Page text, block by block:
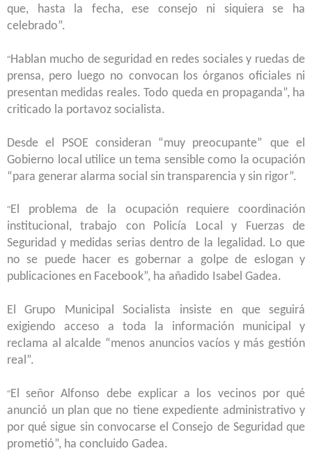
que, hasta la fecha, ese consejo ni siquiera se ha
celebrado”.
“Hablan mucho de seguridad en redes sociales y ruedas de
prensa, pero luego no convocan los órganos oficiales ni
presentan medidas reales. Todo queda en propaganda”, ha
criticado la portavoz socialista.
Desde el PSOE consideran “muy preocupante” que el
Gobierno local utilice un tema sensible como la ocupación
“para generar alarma social sin transparencia y sin rigor”.
“El problema de la ocupación requiere coordinación
institucional, trabajo con Policía Local y Fuerzas de
Seguridad y medidas serias dentro de la legalidad. Lo que
no se puede hacer es gobernar a golpe de eslogan y
publicaciones en Facebook”, ha añadido Isabel Gadea.
El Grupo Municipal Socialista insiste en que seguirá
exigiendo acceso a toda la información municipal y
reclama al alcalde “menos anuncios vacíos y más gestión
real”.
“El señor Alfonso debe explicar a los vecinos por qué
anunció un plan que no tiene expediente administrativo y
por qué sigue sin convocarse el Consejo de Seguridad que
prometió”, ha concluido Gadea.